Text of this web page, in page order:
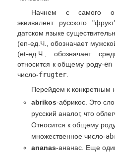
Начнем с самого
эквивалент русского
датском языке
(en-ед.Ч., обозначает
(et-ед.Ч., обозначает
относится к общему роду-
число-frugter
Перейдем к конкретным
abrikos-абрикос. Это
русский аналог, что
Относится к общему
множественное число-
ananas-ананас. Еще